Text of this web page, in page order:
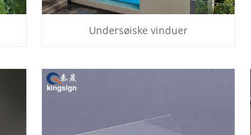
Undersøiske vinduer